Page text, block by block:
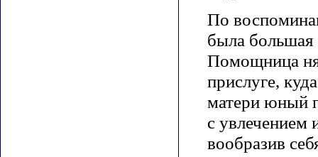
По
была
Помощница
прислуге,
матери юный
с увлечением
вообразив